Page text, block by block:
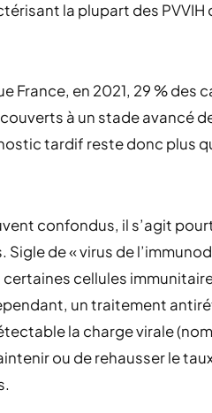
la plupart des PVVIH
France, en 2021, 29 % des
à un stade avancé
tardif reste donc plus
confondus, il s’agit
de « virus de
cellules
un traitement
la charge virale
ou de rehausser le